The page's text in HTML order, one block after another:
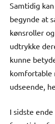
Samtidig
begynde at
kønsroller
udtrykke
kunne
komfortable
udseende,
I sidste